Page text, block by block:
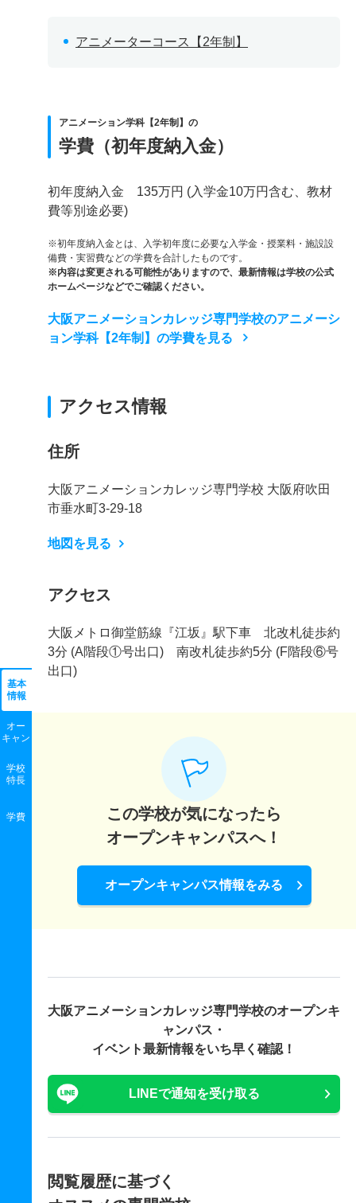
基本
情報
オー
キャン
学校
特長
学費
アニメーターコース【2年制】
アニメーション学科【2年制】の
学費（初年度納入金）
初年度納入金 135万円 (入学金10万円含む、教材
費等別途必要)
※初年度納入金とは、入学初年度に必要な入学金・授業料・施設設
備費・実習費などの学費を合計したものです。
※内容は変更される可能性がありますので、最新情報は学校の公式
ホームページなどでご確認ください。
大阪アニメーションカレッジ専門学校のアニメーシ
ョン学科【2年制】の学費を見る
アクセス情報
住所
大阪アニメーションカレッジ専門学校 大阪府吹田
市垂水町3-29-18
地図を見る
アクセス
大阪メトロ御堂筋線『江坂』駅下車 北改札徒歩約
3分 (A階段①号出口) 南改札徒歩約5分 (F階段⑥号
出口)
この学校が気になったら
オープンキャンパスへ！
オープンキャンパス情報をみる
大阪アニメーションカレッジ専門学校のオープンキ
ャンパス・
イベント最新情報をいち早く確認！
LINEで通知を受け取る
閲覧履歴に基づく